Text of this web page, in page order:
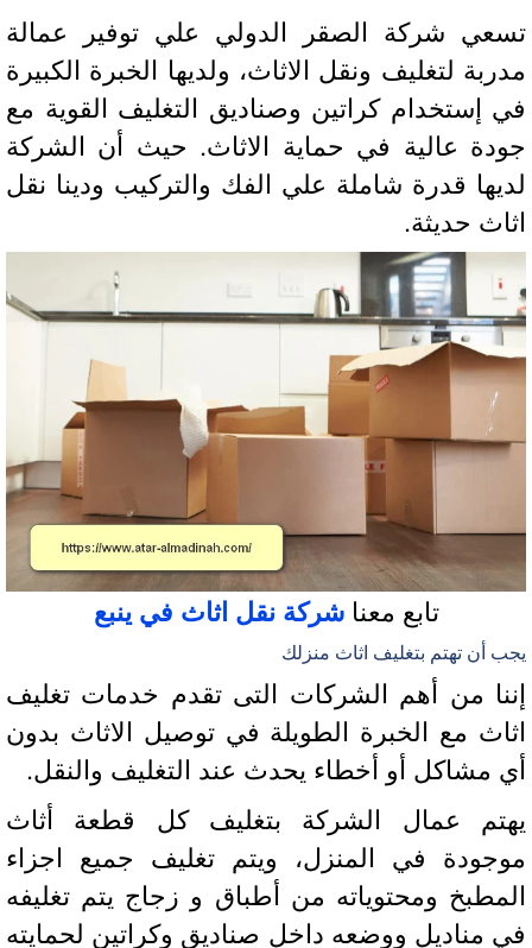
شركة الصقر الدولي علي توفير عمالة
لتغليف ونقل الاثاث، ولديها الخبرة الكبيرة
إستخدام كراتين وصناديق التغليف القوية مع
عالية في حماية الاثاث. حيث أن الشركة
قدرة شاملة علي الفك والتركيب ودينا نقل
حديثة.
تابع معناشركة نقل اثاث في ينبع
أن تهتم بتغليف اثاث منزلك
من أهم الشركات التى تقدم خدمات تغليف
مع الخبرة الطويلة في توصيل الاثاث بدون
مشاكل أو أخطاء يحدث عند التغليف والنقل.
عمال الشركة بتغليف كل قطعة أثاث
في المنزل، ويتم تغليف جميع اجزاء
ومحتوياته من أطباق و زجاج يتم تغليفه
مناديل ووضعه داخل صناديق وكراتين لحمايته